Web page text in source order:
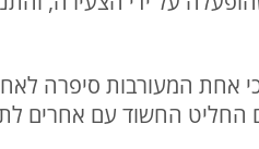
אחת המעורבות סיפרה
החשוד עם אחרים